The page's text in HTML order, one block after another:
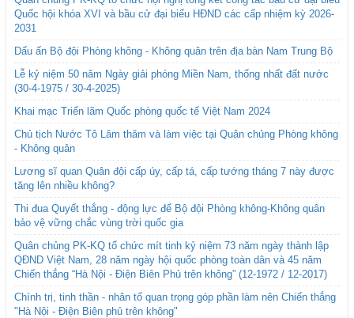
Quốc hội khóa XVI và bầu cử đại biểu HĐND các cấp nhiệm kỳ 2026-
2031
Dấu ấn Bộ đội Phòng không - Không quân trên địa bàn Nam Trung Bộ
Lễ kỷ niệm 50 năm Ngày giải phóng Miền Nam, thống nhất đất nước
(30-4-1975 / 30-4-2025)
Khai mạc Triển lãm Quốc phòng quốc tế Việt Nam 2024
Chủ tịch Nước Tô Lâm thăm và làm việc tại Quân chủng Phòng không
- Không quân
Lương sĩ quan Quân đội cấp úy, cấp tá, cấp tướng tháng 7 này được
tăng lên nhiều không?
Thi đua Quyết thắng - động lực để Bộ đội Phòng không-Không quân
bảo vệ vững chắc vùng trời quốc gia
Quân chủng PK-KQ tổ chức mít tinh kỷ niệm 73 năm ngày thành lập
QĐND Việt Nam, 28 năm ngày hội quốc phòng toàn dân và 45 năm
Chiến thắng “Hà Nội - Điện Biên Phủ trên không” (12-1972 / 12-2017)
Chính trị, tinh thần - nhân tố quan trọng góp phần làm nên Chiến thắng
"Hà Nội - Điện Biên phủ trên không"